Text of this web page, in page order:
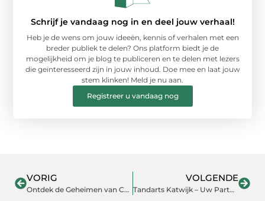
Schrijf je vandaag nog in en deel jouw verhaal!
Heb je de wens om jouw ideeën, kennis of verhalen met een
breder publiek te delen? Ons platform biedt je de
mogelijkheid om je blog te publiceren en te delen met lezers
die geïnteresseerd zijn in jouw inhoud. Doe mee en laat jouw
stem klinken! Meld je nu aan.
Registreer u vandaag nog
VORIG
Ontdek de Geheimen van Campingwinkel in Sittard voor de Ultieme Kampeerervaring
VOLGENDE
Tandarts Katwijk – Uw Partner in Gezonde Glimlachen